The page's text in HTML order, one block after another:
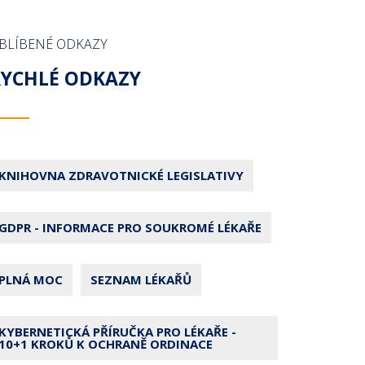
ODKAZY
ODKAZY
ZDRAVOTNICKÉ LEGISLATIVY
- INFORMACE PRO SOUKROMÉ LÉKAŘE
MOC SEZNAM LÉKAŘŮ
PŘÍRUČKA PRO LÉKAŘE -
KROKŮ K OCHRANĚ ORDINACE